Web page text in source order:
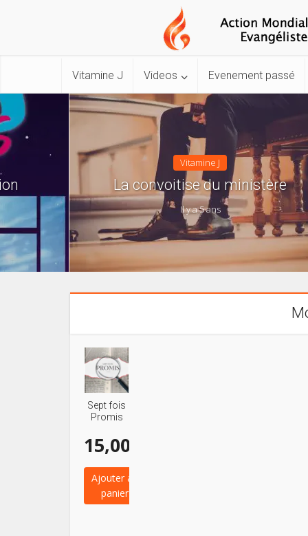
Vitamine J Videos Evenement passé
Vitamine J
La convoitise du ministère
Il y a 5 ans
Sept fois
Promis
15,00
Ajouter au
panier